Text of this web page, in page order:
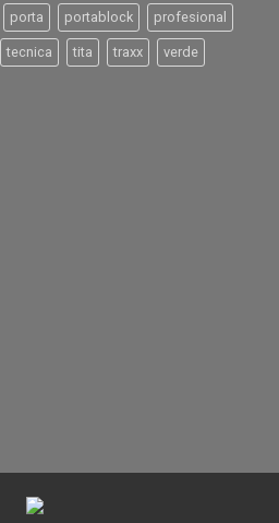
porta portablock profesional
tecnica tita traxx verde